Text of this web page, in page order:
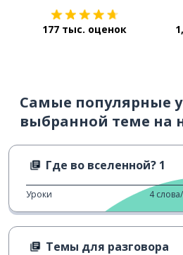
177 тыс. оценок
Самые популярные
выбранной теме на
Где во вселенной? 1
Уроки 4
Темы для разговора